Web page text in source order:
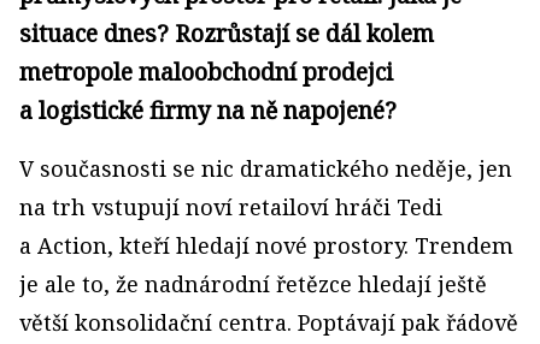
situace dnes? Rozrůstají se dál kolem
metropole maloobchodní prodejci
a logistické firmy na ně napojené?
V současnosti se nic dramatického neděje, jen
na trh vstupují noví retailoví hráči Tedi
a Action, kteří hledají nové prostory. Trendem
je ale to, že nadnárodní řetězce hledají ještě
větší konsolidační centra. Poptávají pak řádově